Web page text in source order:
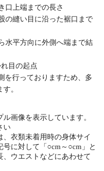
口上端までの長さ
の縫い目に沿った裾口まで
水平方向に外側へ端まで結
目の起点
を行っておりますため、多
。
画像を表示しています。
い
、衣類未着用時の身体サイ
に対して「○cm～○cm」と
ウエストなどにあわせて